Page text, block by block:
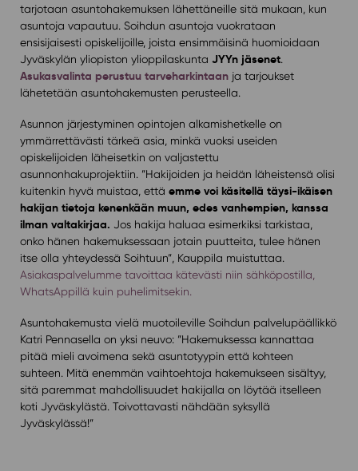
tarjotaan asuntohakemuksen lähettäneille sitä mukaan, kun
asuntoja vapautuu. Soihdun asuntoja vuokrataan
ensisijaisesti opiskelijoille, joista ensimmäisinä huomioidaan
Jyväskylän yliopiston ylioppilaskunta JYYn jäsenet.
Asukasvalinta perustuu tarveharkintaanja tarjoukset
lähetetään asuntohakemusten perusteella.
Asunnon järjestyminen opintojen alkamishetkelle on
ymmärrettävästi tärkeä asia, minkä vuoksi useiden
opiskelijoiden läheisetkin on valjastettu
asunnonhakuprojektiin. ”Hakijoiden ja heidän läheistensä olisi
kuitenkin hyvä muistaa, että emme voi käsitellä täysi-ikäisen
hakijan tietoja kenenkään muun, edes vanhempien, kanssa
ilman valtakirjaa. Jos hakija haluaa esimerkiksi tarkistaa,
onko hänen hakemuksessaan jotain puutteita, tulee hänen
itse olla yhteydessä Soihtuun”, Kauppila muistuttaa.
Asiakaspalvelumme tavoittaa kätevästi niin sähköpostilla,
WhatsAppillä kuin puhelimitsekin.
Asuntohakemusta vielä muotoileville Soihdun palvelupäällikkö
Katri Pennasella on yksi neuvo: ”Hakemuksessa kannattaa
pitää mieli avoimena sekä asuntotyypin että kohteen
suhteen. Mitä enemmän vaihtoehtoja hakemukseen sisältyy,
sitä paremmat mahdollisuudet hakijalla on löytää itselleen
koti Jyväskylästä. Toivottavasti nähdään syksyllä
Jyväskylässä!”